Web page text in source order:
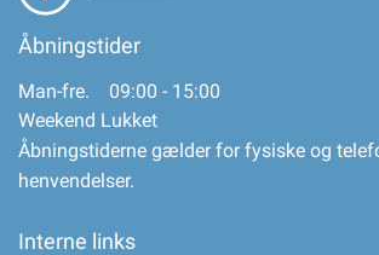
Åbningstider
Man-fre. 09:00 - 15:00
Weekend Lukket
Åbningstiderne gælder for fysiske og
henvendelser.
Interne links